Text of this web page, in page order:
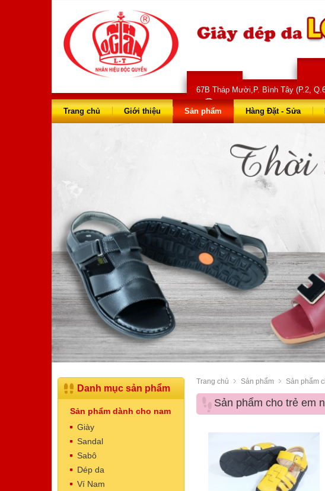
67B Tháp Mười,P. Bình Tây (P.2,
028 66 73 68 68 - 0903
Trang chủ Giới thiệu Sản phẩm Hàng Đặt - Sửa
Trang chủ Sản phẩm Sản phẩm
Sản phẩm cho trẻ em
Danh mục sản phẩm
Sản phẩm dành cho nam
Giày
Sandal
Sabô
Dép da
Ví Nam